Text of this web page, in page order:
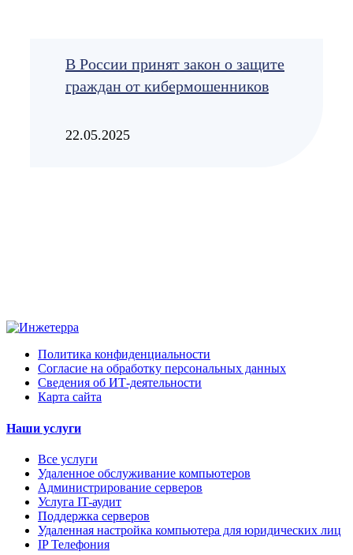
В России принят закон о защите
граждан от кибермошенников
22.05.2025
Политика конфиденциальности
Согласие на обработку персональных данных
Сведения об ИТ-деятельности
Карта сайта
Наши услуги
Все услуги
Удаленное обслуживание компьютеров
Администрирование серверов
Услуга IT-аудит
Поддержка серверов
Удаленная настройка компьютера для юридических лиц
IP Телефония